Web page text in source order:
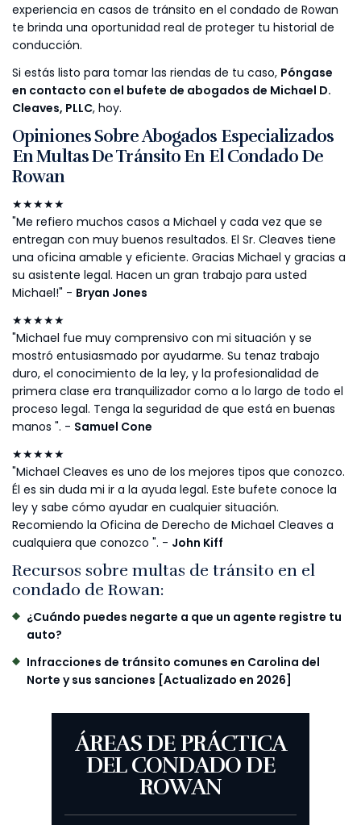
experiencia en casos de tránsito en el condado de Rowan
te brinda una oportunidad real de proteger tu historial de
conducción.
Si estás listo para tomar las riendas de tu caso, Póngase
en contacto con el bufete de abogados de Michael D.
Cleaves, PLLC, hoy.
Opiniones Sobre Abogados Especializados
En Multas De Tránsito En El Condado De
Rowan
★★★★★
"Me refiero muchos casos a Michael y cada vez que se
entregan con muy buenos resultados. El Sr. Cleaves tiene
una oficina amable y eficiente. Gracias Michael y gracias a
su asistente legal. Hacen un gran trabajo para usted
Michael!" - Bryan Jones
★★★★★
"Michael fue muy comprensivo con mi situación y se
mostró entusiasmado por ayudarme. Su tenaz trabajo
duro, el conocimiento de la ley, y la profesionalidad de
primera clase era tranquilizador como a lo largo de todo el
proceso legal. Tenga la seguridad de que está en buenas
manos ". - Samuel Cone
★★★★★
"Michael Cleaves es uno de los mejores tipos que conozco.
Él es sin duda mi ir a la ayuda legal. Este bufete conoce la
ley y sabe cómo ayudar en cualquier situación.
Recomiendo la Oficina de Derecho de Michael Cleaves a
cualquiera que conozco ". - John Kiff
Recursos sobre multas de tránsito en el
condado de Rowan:
¿Cuándo puedes negarte a que un agente registre tu
auto?
Infracciones de tránsito comunes en Carolina del
Norte y sus sanciones [Actualizado en 2026]
ÁREAS DE PRÁCTICA
DEL CONDADO DE
ROWAN